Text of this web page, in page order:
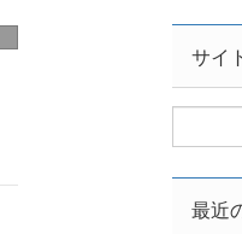
サイ
最近